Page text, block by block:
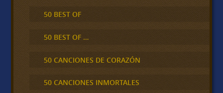
50 BEST OF
50 BEST OF …
50 CANCIONES DE CORAZÓN
50 CANCIONES INMORTALES